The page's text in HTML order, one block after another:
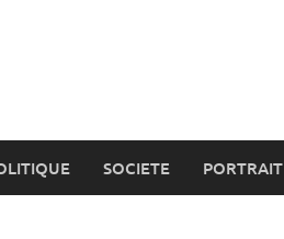
SOCIETE PORTRAIT